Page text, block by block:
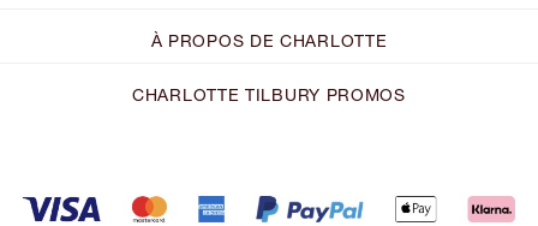
À PROPOS DE CHARLOTTE
CHARLOTTE TILBURY PROMOS